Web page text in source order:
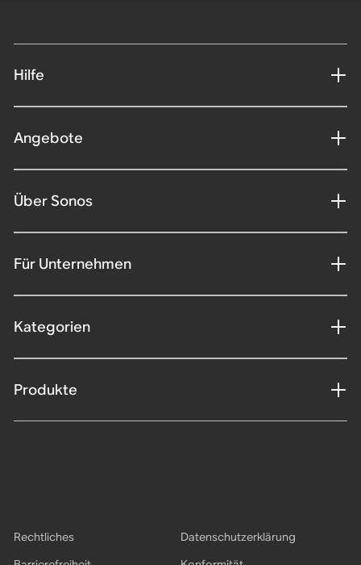
Hilfe
Angebote
Über Sonos
Für Unternehmen
Kategorien
Produkte
Rechtliches
Datenschutzerklärung